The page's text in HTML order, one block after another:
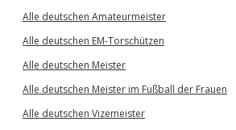
Alle deutschen Amateurmeister
Alle deutschen EM-Torschützen
Alle deutschen Meister
Alle deutschen Meister im Fußball der Frauen
Alle deutschen Vizemeister